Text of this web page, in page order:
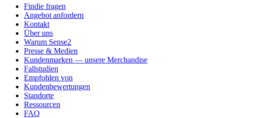
Findie fragen
Angebot anfordern
Kontakt
Über uns
Warum Sense2
Presse & Medien
Kundenmarken — unsere Merchandise
Fallstudien
Empfohlen von
Kundenbewertungen
Standorte
Ressourcen
FAQ